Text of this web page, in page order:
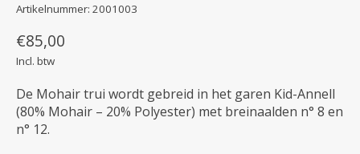
Artikelnummer: 2001003
€85,00
Incl. btw
De Mohair trui wordt gebreid in het garen Kid-Annell
(80% Mohair – 20% Polyester) met breinaalden n° 8 en
n° 12.